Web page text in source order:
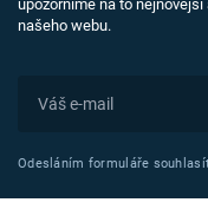
upozorníme na to nejnovější
našeho webu.
Odesláním formuláře